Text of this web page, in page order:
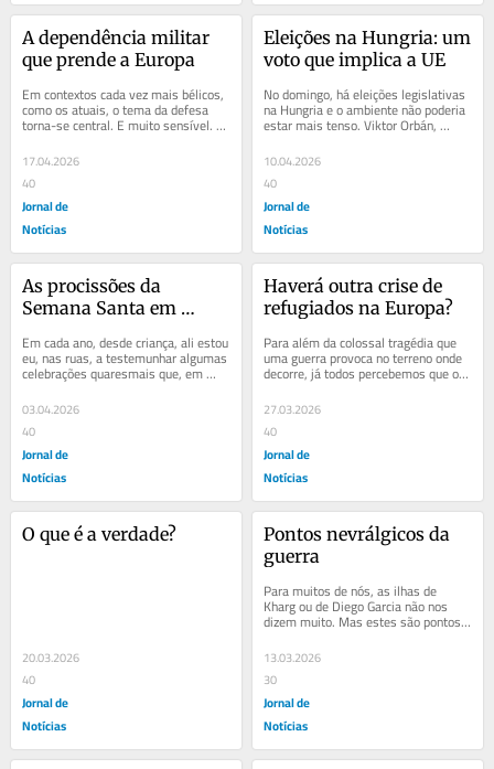
A dependência militar
que prende a Europa
Em contextos cada vez mais bélicos,
como os atuais, o tema da defesa
torna-se central. E muito sensível.
17.04.2026
40
Jornal de
Notícias
Eleições na Hungria: um
voto que implica a UE
No domingo, há eleições legislativas
na Hungria e o ambiente não poderia
estar mais tenso. Viktor Orbán,
atualmente no poder, poderá sair...
10.04.2026
40
Jornal de
Notícias
As procissões da
Semana Santa em
Em cada ano, desde criança, ali estou
eu, nas ruas, a testemunhar algumas
celebrações quaresmais que, em
Braga, adquirem uma autenticidade...
03.04.2026
40
Jornal de
Notícias
Haverá outra crise de
refugiados na Europa?
Para além da colossal tragédia que
uma guerra provoca no terreno onde
decorre, já todos percebemos que o
conflito no Irão tem um enorme
impacto na...
27.03.2026
40
Jornal de
Notícias
O que é a verdade?
20.03.2026
40
Jornal de
Notícias
Pontos nevrálgicos da
guerra
Para muitos de nós, as ilhas de
Kharg ou de Diego Garcia não nos
dizem muito. Mas estes são pontos
estratégicos na guerra entre os
EUA/Israel e o...
13.03.2026
30
Jornal de
Notícias